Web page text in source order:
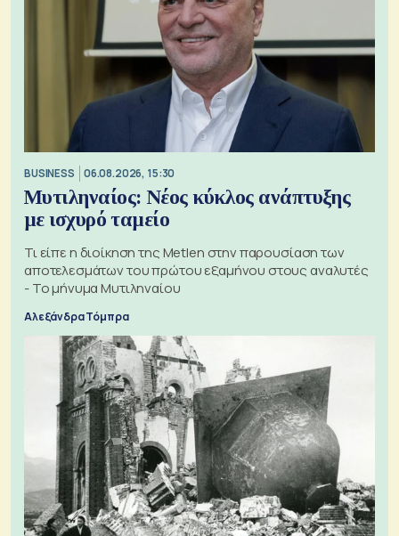
BUSINESS 06.08.2026, 15:30
Μυτιληναίος: Νέος κύκλος ανάπτυξης
με ισχυρό ταμείο
Τι είπε η διοίκηση της Metlen στην παρουσίαση των
αποτελεσμάτων του πρώτου εξαμήνου στους αναλυτές
- Το μήνυμα Μυτιληναίου
Αλεξάνδρα Τόμπρα